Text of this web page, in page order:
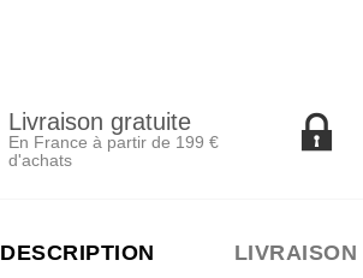
Livraison gratuite
En France à partir de 199 €
d'achats
DESCRIPTION LIVRAISON